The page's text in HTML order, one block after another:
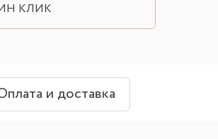
КЛИК
и доставка